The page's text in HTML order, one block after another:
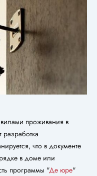
проживания в
что в документе
в доме или
программы "Де юре"